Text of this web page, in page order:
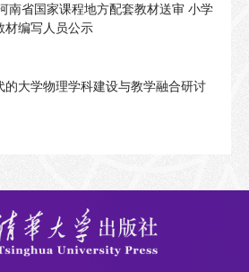
南省国家课程地方配套教材送审 小学
材编写人员公示
的大学物理学科建设与教学融合研讨